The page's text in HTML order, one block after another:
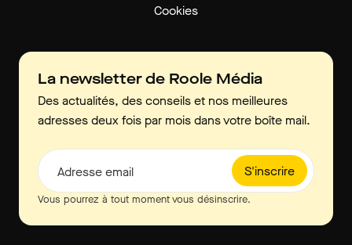
Cookies
La newsletter de Roole Média
Des actualités, des conseils et nos meilleures
adresses deux fois par mois dans votre boîte mail.
S'inscrire
Adresse email
Vous pourrez à tout moment vous désinscrire.